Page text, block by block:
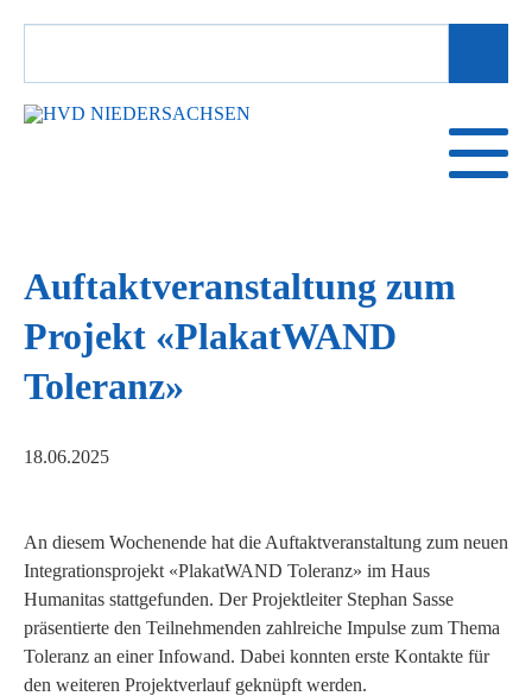
SUCHBEGRIFFE
Auftaktveranstaltung zum
Projekt «PlakatWAND
Toleranz»
18.06.2025
An diesem Wochenende hat die Auftaktveranstaltung zum neuen
Integrationsprojekt «PlakatWAND Toleranz» im Haus
Humanitas stattgefunden. Der Projektleiter Stephan Sasse
präsentierte den Teilnehmenden zahlreiche Impulse zum Thema
Toleranz an einer Infowand. Dabei konnten erste Kontakte für
den weiteren Projektverlauf geknüpft werden.